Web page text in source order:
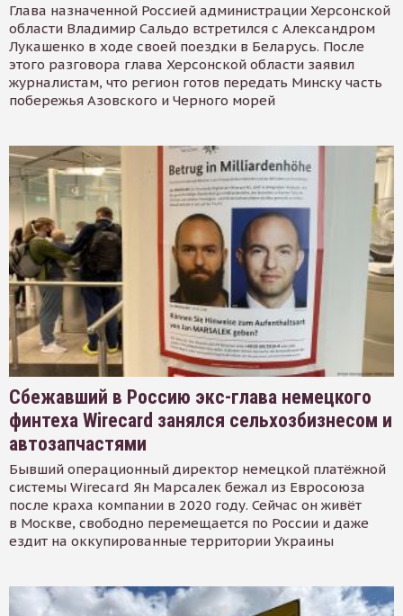
Глава назначенной Россией администрации Херсонской
области Владимир Сальдо встретился с Александром
Лукашенко в ходе своей поездки в Беларусь. После
этого разговора глава Херсонской области заявил
журналистам, что регион готов передать Минску часть
побережья Азовского и Черного морей
Сбежавший в Россию экс-глава немецкого
финтеха Wirecard занялся сельхозбизнесом и
автозапчастями
Бывший операционный директор немецкой платёжной
системы Wirecard Ян Марсалек бежал из Евросоюза
после краха компании в 2020 году. Сейчас он живёт
в Москве, свободно перемещается по России и даже
ездит на оккупированные территории Украины